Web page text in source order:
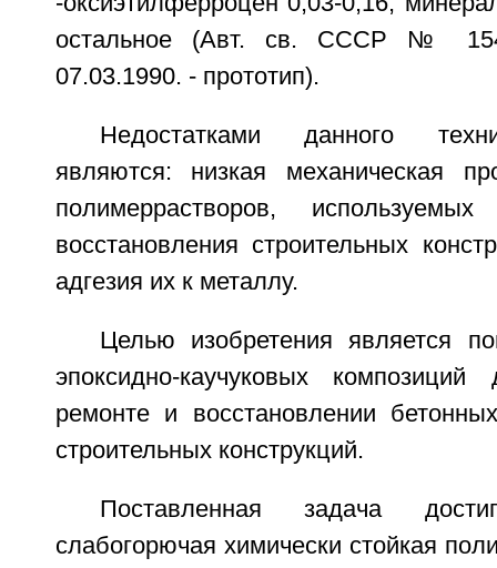
остальное (Авт. св. СССР №
07.03.1990. - прототип).
Недостатками данного
являются: низкая механическая
полимеррастворов,
восстановления строительных
адгезия их к металлу.
Целью изобретения является
эпоксидно-каучуковых
ремонте и восстановлении
строительных конструкций.
Поставленная задача
слабогорючая химически стойкая